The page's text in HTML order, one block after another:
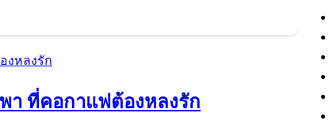
า ที่คอกาแฟต้องหลงรัก